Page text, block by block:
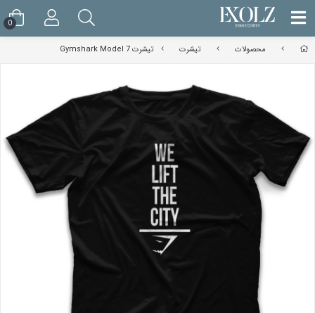
محصولات تیشرت تیشرت Gymshark Model 7
0